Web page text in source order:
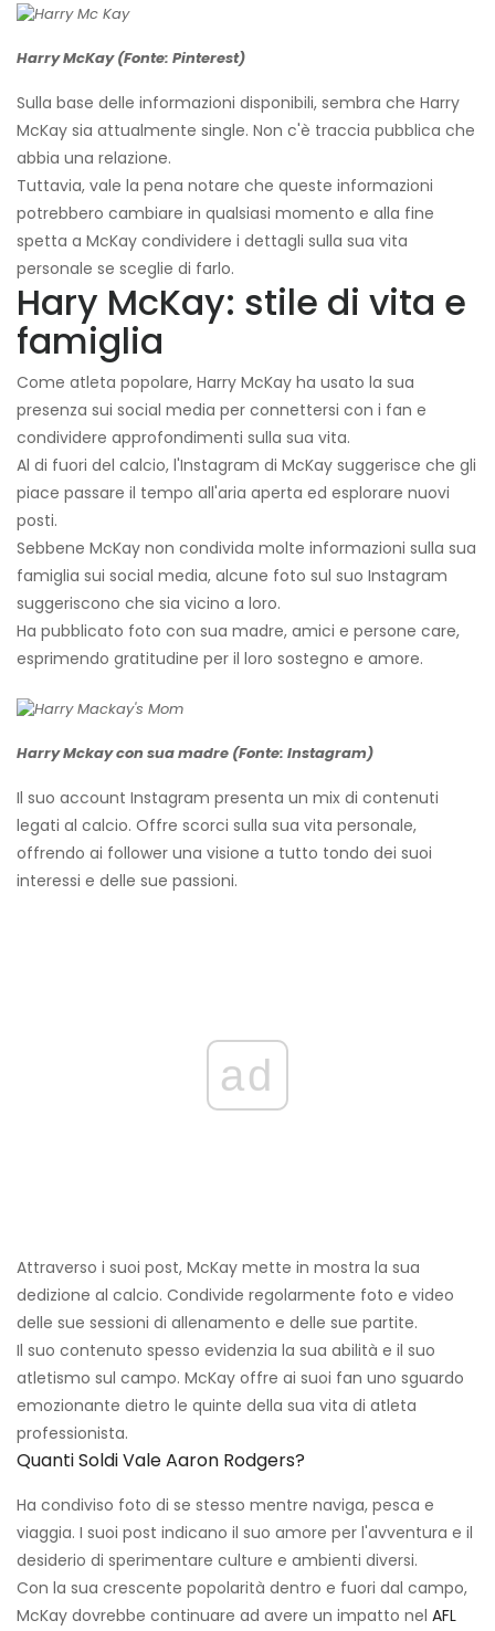
Harry McKay (Fonte: Pinterest)
Sulla base delle informazioni disponibili, sembra che Harry
McKay sia attualmente single. Non c'è traccia pubblica che
abbia una relazione.
Tuttavia, vale la pena notare che queste informazioni
potrebbero cambiare in qualsiasi momento e alla fine
spetta a McKay condividere i dettagli sulla sua vita
personale se sceglie di farlo.
Hary McKay: stile di vita e
famiglia
Come atleta popolare, Harry McKay ha usato la sua
presenza sui social media per connettersi con i fan e
condividere approfondimenti sulla sua vita.
Al di fuori del calcio, l'Instagram di McKay suggerisce che gli
piace passare il tempo all'aria aperta ed esplorare nuovi
posti.
Sebbene McKay non condivida molte informazioni sulla sua
famiglia sui social media, alcune foto sul suo Instagram
suggeriscono che sia vicino a loro.
Ha pubblicato foto con sua madre, amici e persone care,
esprimendo gratitudine per il loro sostegno e amore.
Harry Mckay con sua madre (Fonte: Instagram)
Il suo account Instagram presenta un mix di contenuti
legati al calcio. Offre scorci sulla sua vita personale,
offrendo ai follower una visione a tutto tondo dei suoi
interessi e delle sue passioni.
ad
Attraverso i suoi post, McKay mette in mostra la sua
dedizione al calcio. Condivide regolarmente foto e video
delle sue sessioni di allenamento e delle sue partite.
Il suo contenuto spesso evidenzia la sua abilità e il suo
atletismo sul campo. McKay offre ai suoi fan uno sguardo
emozionante dietro le quinte della sua vita di atleta
professionista.
Quanti Soldi Vale Aaron Rodgers?
Ha condiviso foto di se stesso mentre naviga, pesca e
viaggia. I suoi post indicano il suo amore per l'avventura e il
desiderio di sperimentare culture e ambienti diversi.
Con la sua crescente popolarità dentro e fuori dal campo,
McKay dovrebbe continuare ad avere un impatto nel AFL